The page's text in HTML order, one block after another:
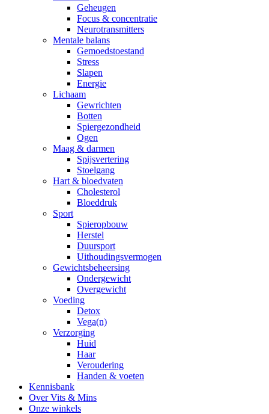
Geheugen
Focus & concentratie
Neurotransmitters
Mentale balans
Gemoedstoestand
Stress
Slapen
Energie
Lichaam
Gewrichten
Botten
Spiergezondheid
Ogen
Maag & darmen
Spijsvertering
Stoelgang
Hart & bloedvaten
Cholesterol
Bloeddruk
Sport
Spieropbouw
Herstel
Duursport
Uithoudingsvermogen
Gewichtsbeheersing
Ondergewicht
Overgewicht
Voeding
Detox
Vega(n)
Verzorging
Huid
Haar
Veroudering
Handen & voeten
Kennisbank
Over Vits & Mins
Onze winkels